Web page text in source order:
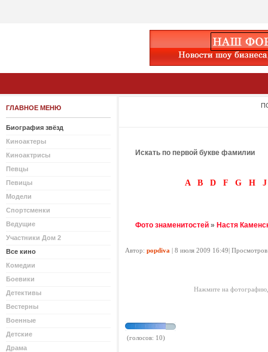
ГЛАВНОЕ МЕНЮ
Биография звёзд
Киноактеры
Киноактрисы
Певцы
Певицы
Модели
Спортсменки
Ведущие
Участники Дом 2
Все кино
Комедии
Боевики
Детективы
Вестерны
Военные
Детские
Драма
Искать по первой букве фамилии
A B D F G H J
Фото знаменитостей » Настя
Автор: popdiva | 8 июля 2009 16:49|
Нажмите на
(голосов: 10)